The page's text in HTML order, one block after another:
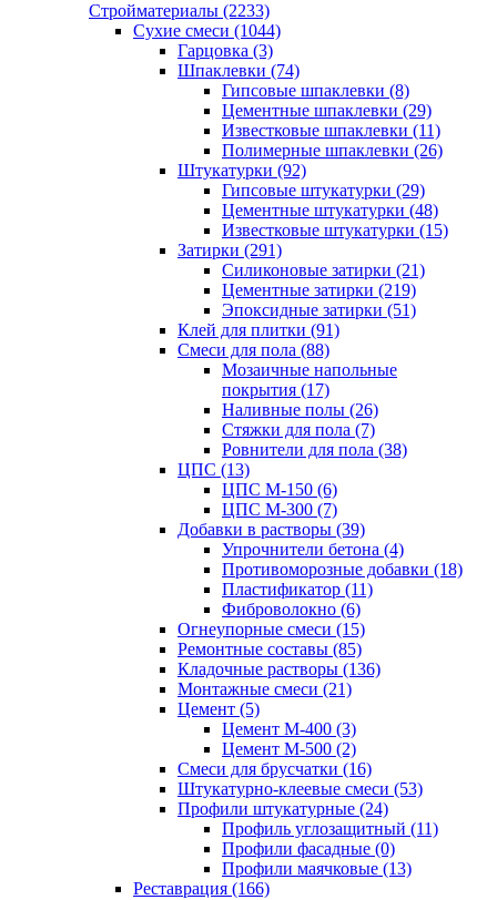
Стройматериалы (2233)
Сухие смеси (1044)
Гарцовка (3)
Шпаклевки (74)
Гипсовые шпаклевки (8)
Цементные шпаклевки (29)
Известковые шпаклевки (11)
Полимерные шпаклевки (26)
Штукатурки (92)
Гипсовые штукатурки (29)
Цементные штукатурки (48)
Известковые штукатурки (15)
Затирки (291)
Силиконовые затирки (21)
Цементные затирки (219)
Эпоксидные затирки (51)
Клей для плитки (91)
Смеси для пола (88)
Мозаичные напольные
покрытия (17)
Наливные полы (26)
Стяжки для пола (7)
Ровнители для пола (38)
ЦПС (13)
ЦПС М-150 (6)
ЦПС М-300 (7)
Добавки в растворы (39)
Упрочнители бетона (4)
Противоморозные добавки (18)
Пластификатор (11)
Фиброволокно (6)
Огнеупорные смеси (15)
Ремонтные составы (85)
Кладочные растворы (136)
Монтажные смеси (21)
Цемент (5)
Цемент М-400 (3)
Цемент М-500 (2)
Смеси для брусчатки (16)
Штукатурно-клеевые смеси (53)
Профили штукатурные (24)
Профиль углозащитный (11)
Профили фасадные (0)
Профили маячковые (13)
Реставрация (166)